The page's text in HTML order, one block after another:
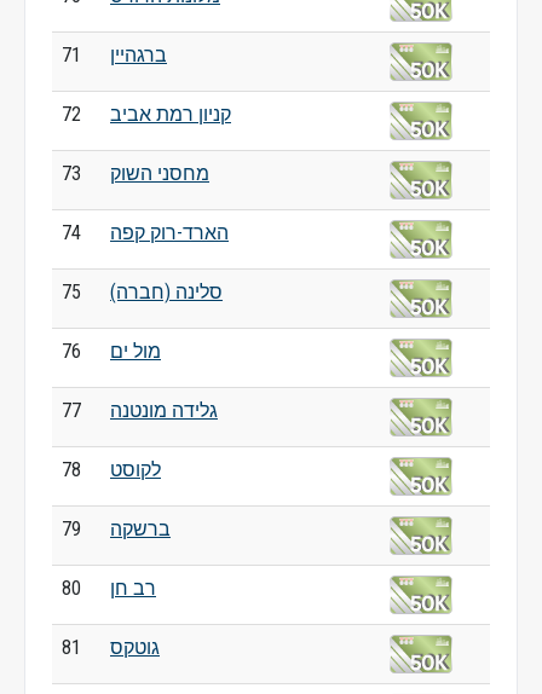
71 ברגהיין
72 קניון רמת אביב
73 מחסני השוק
74 הארד-רוק קפה
75 סלינה (חברה)
76 מול ים
77 גלידה מונטנה
78 לקוסט
79 ברשקה
80 רב חן
81 גוטקס